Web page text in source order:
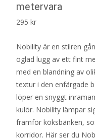
metervara
295 kr
Nobility är en stilren
öglad lugg av ett fint
med en blandning av
textur i den enfärgade
löper en snyggt
kulör. Nobility lämpar
framför köksbänken,
korridor. Här ser du